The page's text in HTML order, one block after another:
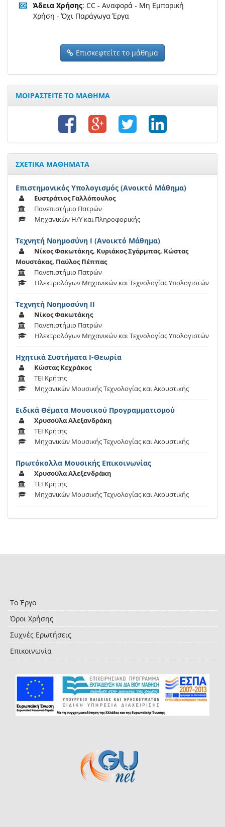
Άδεια Χρήσης: CC - Αναφορά - Μη Εμπορική
Χρήση - Όχι Παράγωγα Έργα
Επισκεφτείτε το μάθημα
ΜΟΙΡΑΣΤΕΙΤΕ ΤΟ ΜΑΘΗΜΑ
ΣΧΕΤΙΚΑ ΜΑΘΗΜΑΤΑ
Επιστημονικός Υπολογισμός (Ανοικτό Μάθημα)
Ευστράτιος Γαλλόπουλος
Πανεπιστήμιο Πατρών
Μηχανικών Η/Υ και Πληροφορικής
Τεχνητή Νοημοσύνη Ι (Ανοικτό Μάθημα)
Νίκος Φακωτάκης, Κυριάκος Σγάρμπας, Κώστας
Μουστάκας, Παύλος Πέππας
Πανεπιστήμιο Πατρών
Ηλεκτρολόγων Μηχανικών και Τεχνολογίας Υπολογιστών
Τεχνητή Νοημοσύνη ΙΙ
Νίκος Φακωτάκης
Πανεπιστήμιο Πατρών
Ηλεκτρολόγων Μηχανικών και Τεχνολογίας Υπολογιστών
Ηχητικά Συστήματα Ι-Θεωρία
Κώστας Κεχράκος
ΤΕΙ Κρήτης
Μηχανικών Μουσικής Τεχνολογίας και Ακουστικής
Ειδικά Θέματα Μουσικού Προγραμματισμού
Χρυσούλα Αλεξανδράκη
ΤΕΙ Κρήτης
Μηχανικών Μουσικής Τεχνολογίας και Ακουστικής
Πρωτόκολλα Μουσικής Επικοινωνίας
Χρυσούλα Αλεξενδράκη
ΤΕΙ Κρήτης
Μηχανικών Μουσικής Τεχνολογίας και Ακουστικής
Το Έργο
Όροι Χρήσης
Συχνές Ερωτήσεις
Επικοινωνία